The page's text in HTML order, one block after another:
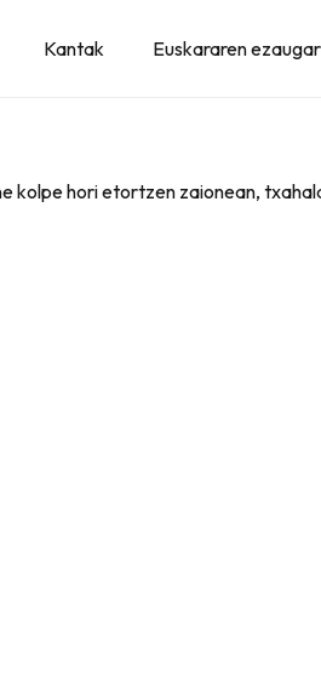
Kantak Euskararen
kolpe hori etortzen zaionean,